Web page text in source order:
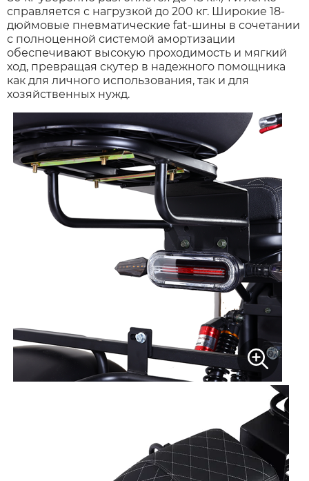
Yokamura
xDevice
Zaxboard
справляется с нагрузкой до 200 кг. Широкие 18-
дюймовые пневматические fat-шины в сочетании
с полноценной системой амортизации
обеспечивают высокую проходимость и мягкий
ход, превращая скутер в надежного помощника
как для личного использования, так и для
хозяйственных нужд.